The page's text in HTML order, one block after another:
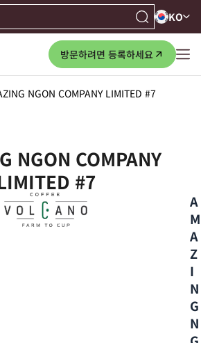
KO
방문하려면 등록하세요
NGON COMPANY LIMITED #7
NGON COMPANY
#7
A
M
A
Z
I
N
G
N